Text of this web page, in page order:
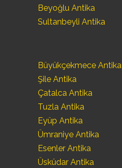
Beyoğlu Antika
Sultanbeyli Antika
Büyükçekmece Antika
Şile Antika
Çatalca Antika
Tuzla Antika
Eyüp Antika
Ümraniye Antika
Esenler Antika
Üsküdar Antika